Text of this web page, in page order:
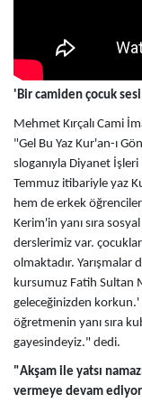
'Bir camiden çocuk
Mehmet Kırçalı Cami
"Gel Bu Yaz Kur'an-ı
sloganıyla Diyanet İşleri
Temmuz itibariyle yaz
hem de erkek
Kerim'in yanı sıra
derslerimiz var.
olmaktadır.
kursumuz Fatih Sultan
geleceğinizden korkun.'
öğretmenin yanı sıra
gayesindeyiz." dedi.
"Akşam ile yatsı
vermeye devam